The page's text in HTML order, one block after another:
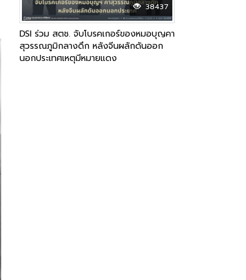
38437
DSI ร่วม สตช. จับโบรคเกอร์ของหมอบุญคา
สุวรรณภูมิกลางดึก หลังจีนผลักดันออก
นอกประเทศเหตุมีหมายแดง